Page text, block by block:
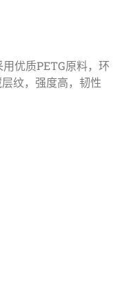
优质PETG原料，环
纹，强度高，韧性